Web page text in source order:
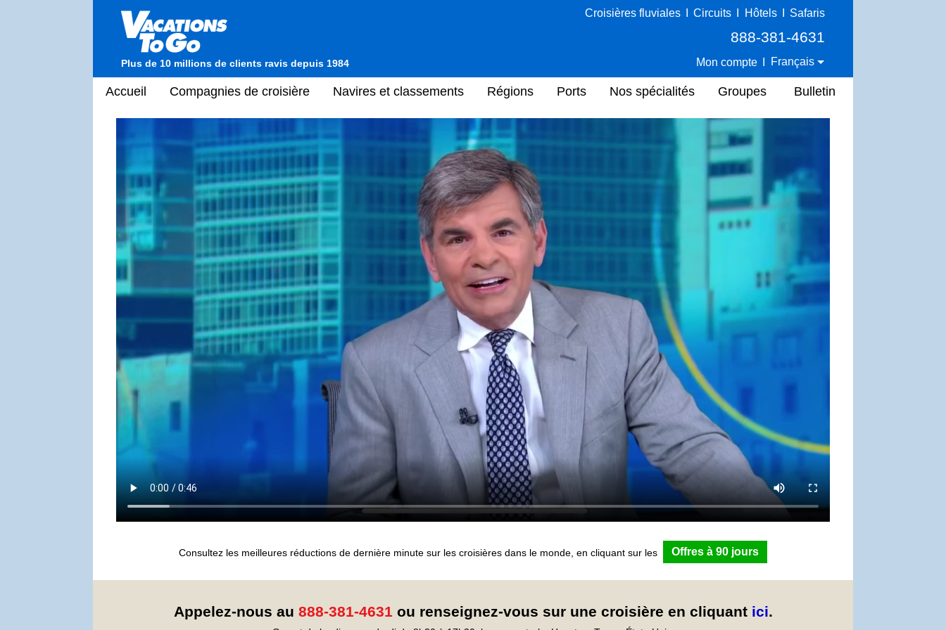
Plus de 10 millions de clients ravis depuis 1984
Croisières fluviales Circuits Hôtels Safaris
888-381-4631
Mon compte Français
Accueil Compagnies de croisière Navires et classements Régions Ports Nos spécialités Groupes Bulletin
Consultez les meilleures réductions de dernière minute sur les croisières dans le monde, en cliquant sur les Offres à 90 jours
Appelez-nous au 888-381-4631 ou renseignez-vous sur une croisière en cliquant ici.